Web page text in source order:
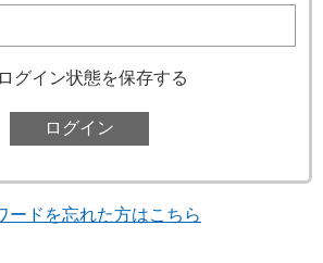
ログイン状態を保存する
ードを忘れた方はこちら